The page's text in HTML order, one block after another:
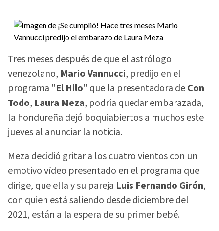
Tres meses después de que el astrólogo
venezolano, Mario Vannucci, predijo en el
programa "El Hilo" que la presentadora deCon
Todo, Laura Meza, podría quedar embarazada,
la hondureña dejó boquiabiertos a muchos este
jueves al anunciar la noticia.
Meza decidió gritar a los cuatro vientos con un
emotivo vídeo presentado en el programa que
dirige, que ella y su pareja Luis Fernando Girón,
con quien está saliendo desde diciembre del
2021, están a la espera de su primer bebé.